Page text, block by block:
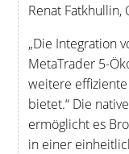
Renat Fatkhullin,
„Die Integration
MetaTrader 5-
weitere
bietet.“ Die
ermöglicht es
in einer